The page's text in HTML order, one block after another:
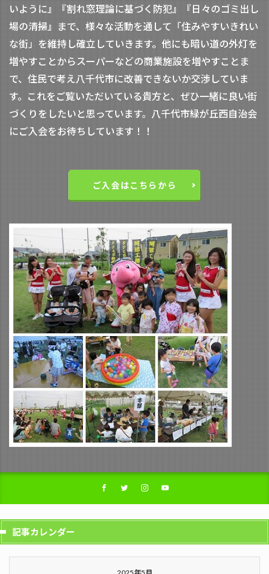
いように』『割れ窓理論に基づく防犯』『日々のゴミ出し
場の清掃』まで、様々な活動を通して「住みやすいきれい
な街」を維持し確立していきます。他にも暗い道の外灯を
増やすことからスーパーなどの商業施設を増やすことま
で、住民で考え八千代市に改善できないか交渉していま
す。これをご覧いただいている貴方と、ぜひ一緒に良い街
づくりをしたいと思っています。八千代市緑が丘西自治会
にご入会をお待ちしています！！
ご入会はこちらから
記事カレンダー